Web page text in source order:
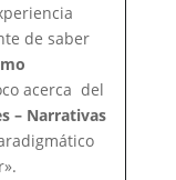
de saber
acerca del
– Narrativas